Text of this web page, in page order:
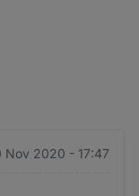
Nov 2020 - 17:47